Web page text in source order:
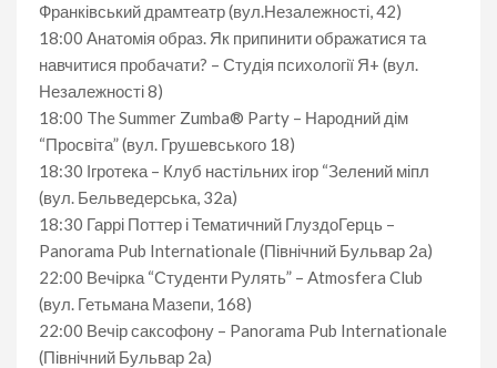
Франківський драмтеатр (вул.Незалежності, 42)
18:00 Анатомія образ. Як припинити ображатися та
навчитися пробачати? – Студія психології Я+ (вул.
Незалежності 8)
18:00 The Summer Zumba® Party – Народний дім
“Просвіта” (вул. Грушевського 18)
18:30 Ігротека – Клуб настільних ігор “Зелений міпл
(вул. Бельведерська, 32а)
18:30 Гаррі Поттер і Тематичний ГлуздоГерць –
Panorama Pub Internationale (Північний Бульвар 2а)
22:00 Вечірка “Студенти Рулять” – Atmosfera Club
(вул. Гетьмана Мазепи, 168)
22:00 Вечір саксофону – Panorama Pub Internationale
(Північний Бульвар 2а)